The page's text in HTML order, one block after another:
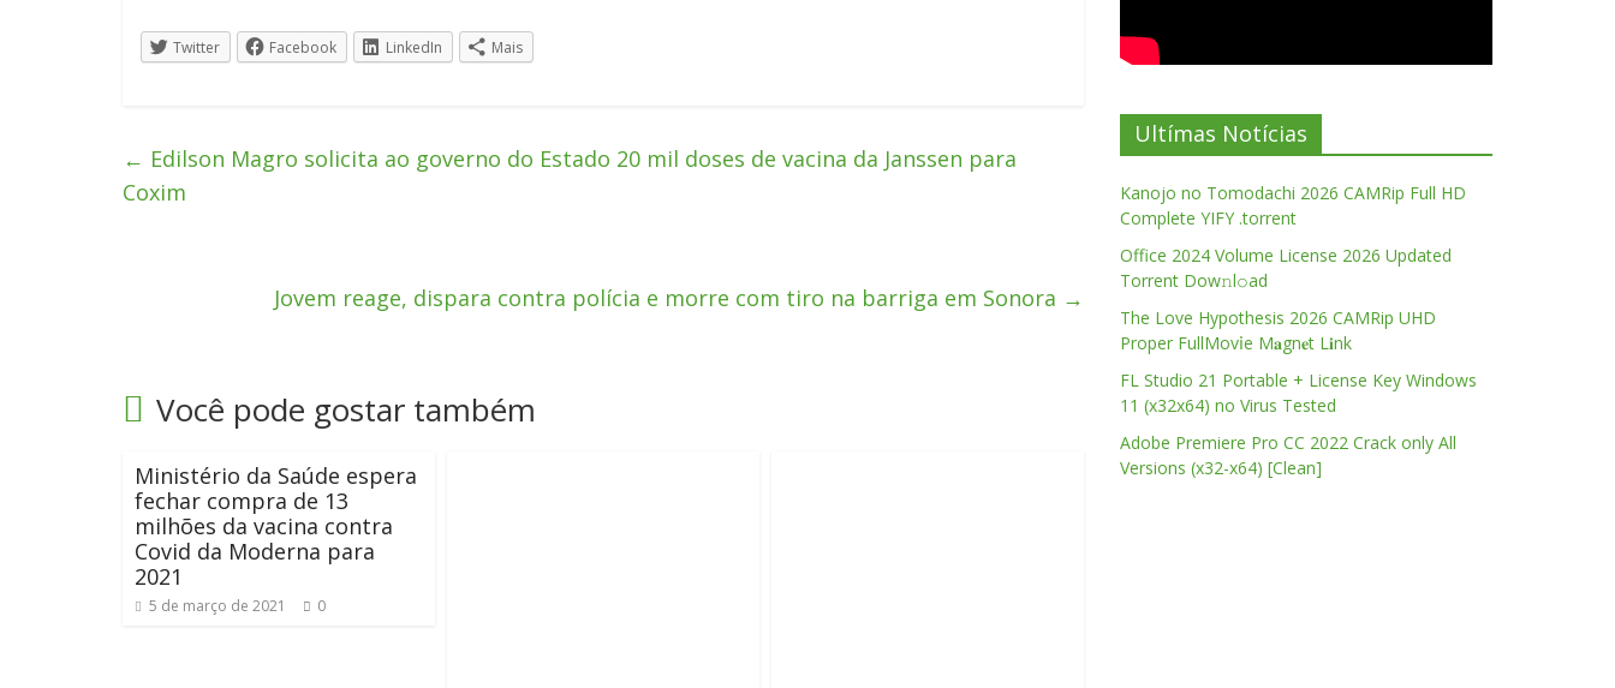
Twitter Facebook LinkedIn Mais
← Edilson Magro solicita ao governo do Estado 20 mil doses de vacina da Janssen para
Coxim
Jovem reage, dispara contra polícia e morre com tiro na barriga em Sonora →
Você pode gostar também
Ministério da Saúde espera
fechar compra de 13
milhões da vacina contra
Covid da Moderna para
2021
5 de março de 2021 0
Ultímas Notícias
Kanojo no Tomodachi 2026 CAMRip Full HD
Complete YIFY .torrent
Office 2024 Volume License 2026 Updated
Torrent Dow𝚗l𝚘аd
The Love Hypothesis 2026 CAMRip UHD
Proper FullMov𝗂e M𝐚gn𝐞t L𝐢nk
FL Studio 21 Portable + License Key Windows
11 (x32x64) no Virus Tested
Adobe Premiere Pro CC 2022 Crack only All
Versions (x32-x64) [Clean]